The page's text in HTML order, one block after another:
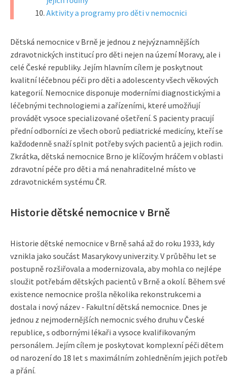
Aktivity a programy pro děti v nemocnici
Dětská nemocnice v Brně je jednou z nejvýznamnějších
zdravotnických institucí pro děti nejen na území Moravy, ale i
celé České republiky. Jejím hlavním cílem je poskytnout
kvalitní léčebnou péči pro děti a adolescenty všech věkových
kategorií. Nemocnice disponuje moderními diagnostickými a
léčebnými technologiemi a zařízeními, které umožňují
provádět vysoce specializované ošetření. S pacienty pracují
přední odborníci ze všech oborů pediatrické medicíny, kteří se
každodenně snaží splnit potřeby svých pacientů a jejich rodin.
Zkrátka, dětská nemocnice Brno je klíčovým hráčem v oblasti
zdravotní péče pro děti a má nenahraditelné místo ve
zdravotnickém systému ČR.
Historie dětské nemocnice v Brně
Historie dětské nemocnice v Brně sahá až do roku 1933, kdy
vznikla jako součást Masarykovy univerzity. V průběhu let se
postupně rozšiřovala a modernizovala, aby mohla co nejlépe
sloužit potřebám dětských pacientů v Brně a okolí. Během své
existence nemocnice prošla několika rekonstrukcemi a
dostala i nový název - Fakultní dětská nemocnice. Dnes je
jednou z nejmodernějších nemocnic svého druhu v České
republice, s odbornými lékaři a vysoce kvalifikovaným
personálem. Jejím cílem je poskytovat komplexní péči dětem
od narození do 18 let s maximálním zohledněním jejich potřeb
a přání.